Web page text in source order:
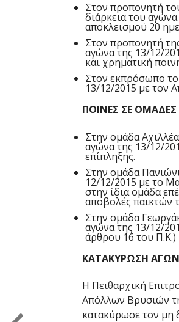
Στον προπονητή
διάρκεια του
αποκλεισμού 20
Στον προπονητή
αγώνα της 13/12/
και χρηματική
Στον εκπρόσωπο
13/12/2015 με τον
ΠΟΙΝΕΣ ΣΕ ΟΜΑΔΕΣ
Στην ομάδα
αγώνα της 13/12/
επίπληξης.
Στην ομάδα
12/12/2015 με το
στην ίδια ομάδα
αποβολές παικτών
Στην ομάδα
αγώνα της 13/12/
άρθρου 16 του Π.Κ.)
ΚΑΤΑΚΥΡΩΣΗ
Η Πειθαρχική
Απόλλων Βρυσιών
κατακύρωσε τον μη